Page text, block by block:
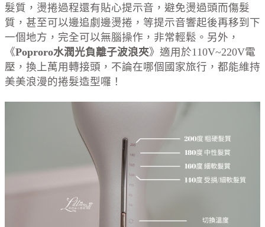
髮質，燙捲過程還有貼心提示音，避免燙過頭而傷髮
質，甚至可以邊追劇邊燙捲，等提示音響起後再移到下
一個地方，完全可以無腦操作，非常輕鬆。另外，
《Poproro水潤光負離子波浪夾》適用於110V~220V電
壓，換上萬用轉接頭，不論在哪個國家旅行，都能維持
美美浪漫的捲髮造型囉！